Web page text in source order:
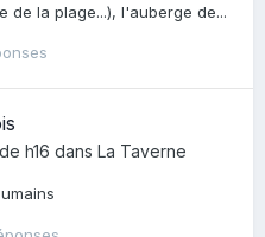
de la plage...), l'auberge de...
h16 dans La Taverne